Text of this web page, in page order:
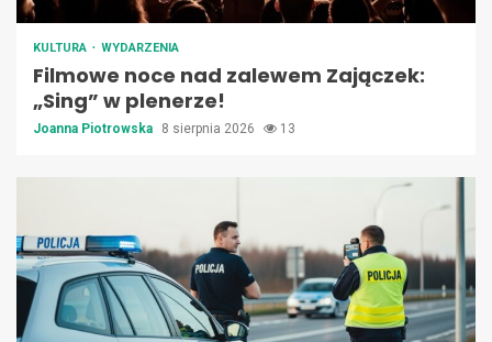
KULTURA WYDARZENIA
Filmowe noce nad zalewem Zajączek:
„Sing” w plenerze!
Joanna Piotrowska 8 sierpnia 2026 13